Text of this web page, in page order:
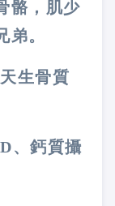
骼，肌少
。
生骨質
D、鈣質攝